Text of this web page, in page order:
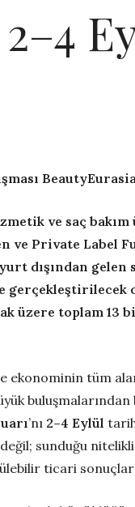
BeautyEurasia
ve saç bakım
ve Private Label
dışından
üzere toplam 13
tüm
’nı 2–4 Eylül
sunduğu
ticari